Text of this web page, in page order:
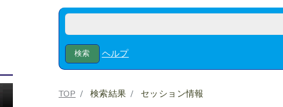
ヘルプ
TOP 検索結果 セッション情報